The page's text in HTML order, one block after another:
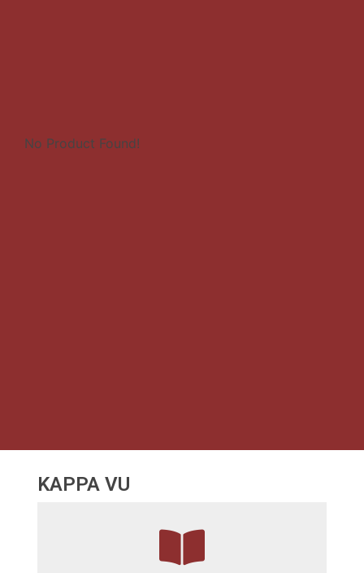
No Product Found!
KAPPA VU